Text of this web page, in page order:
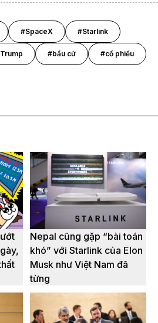
#SpaceX #Starlink
#bầu cử #cổ phiếu
Nepal cũng gặp “bài toán
khó” với Starlink của Elon
Musk như Việt Nam đã
từng